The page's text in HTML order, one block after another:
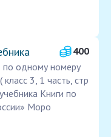
400
по одному номеру
3, 1 часть, стр
Книги по
Моро